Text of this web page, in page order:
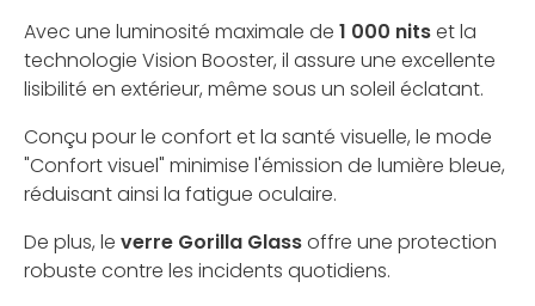
Avec une luminosité maximale de 1 000 nitset la
technologie Vision Booster, il assure une excellente
lisibilité en extérieur, même sous un soleil éclatant.
Conçu pour le confort et la santé visuelle, le mode
"Confort visuel" minimise l'émission de lumière bleue,
réduisant ainsi la fatigue oculaire.
De plus, le verre Gorilla Glassoffre une protection
robuste contre les incidents quotidiens.